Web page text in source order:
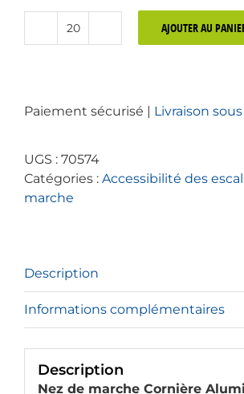
quantité
marche
L33A
aluminium
Accessibilité
handicap
AJOUTER AU
Paiement sécurisé | Livraison
UGS : 70574
Catégories : Accessibilité des
marche
Description
Informations complémentaires
Description
Nez de marche Cornière